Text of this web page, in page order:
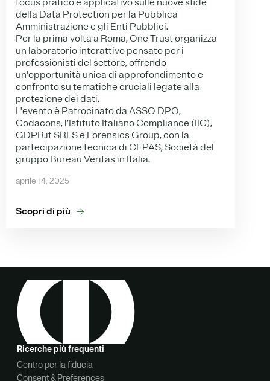
focus pratico e applicativo sulle nuove sfide
della Data Protection per la Pubblica
Amministrazione e gli Enti Pubblici.
Per la prima volta a Roma, One Trust organizza
un laboratorio interattivo pensato per i
professionisti del settore, offrendo
un'opportunità unica di approfondimento e
confronto su tematiche cruciali legate alla
protezione dei dati.
L'evento è Patrocinato da ASSO DPO,
Codacons, l’Istituto Italiano Compliance (IIC),
GDPR.it SRLS e Forensics Group, con la
partecipazione tecnica di CEPAS, Società del
gruppo Bureau Veritas in Italia.
aprile 14, 2025
Scopri di più
Ricerche più frequenti
Centro per la fiducia
Consent & Preferences